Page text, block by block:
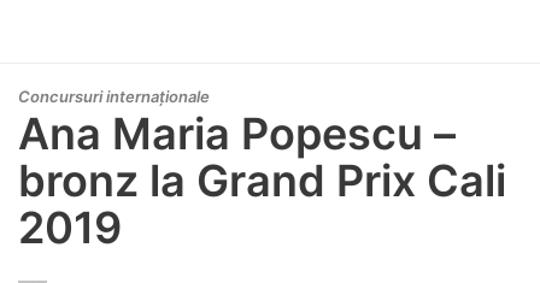
Concursuri internaționale
Ana Maria Popescu –
bronz la Grand Prix Cali
2019